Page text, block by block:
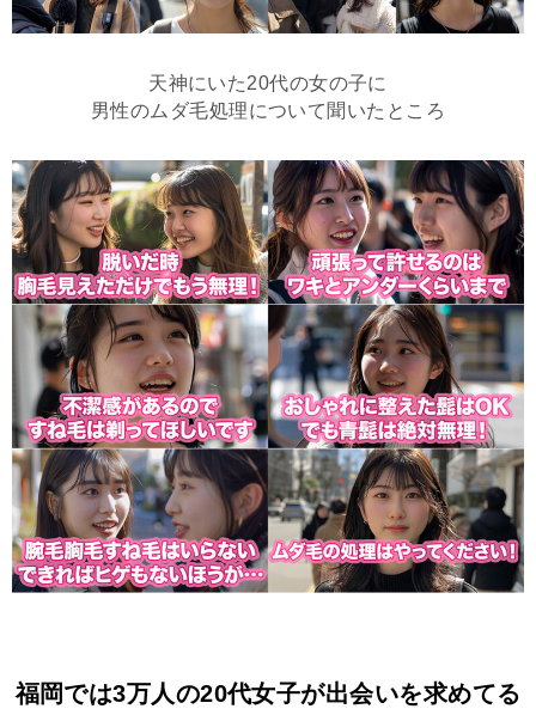
天神にいた20代の女の子に
男性のムダ毛処理について聞いたところ
福岡では3万人の20代女子が出会いを求めてる